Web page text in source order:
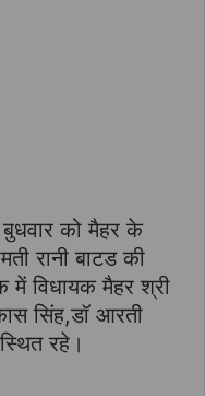
को मैहर के
रानी बाटड की
में विधायक मैहर श्री
सिंह,डॉ आरती
रहे।